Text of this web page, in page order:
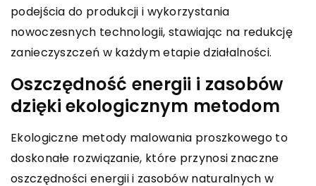
podejścia do produkcji i wykorzystania
nowoczesnych technologii, stawiając na redukcję
zanieczyszczeń w każdym etapie działalności.
Oszczędność energii i zasobów
dzięki ekologicznym metodom
Ekologiczne metody malowania proszkowego to
doskonałe rozwiązanie, które przynosi znaczne
oszczędności energii i zasobów naturalnych w